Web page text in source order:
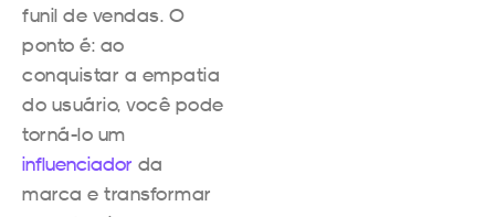
funil de vendas. O
ponto é: ao
conquistar a empatia
do usuário, você pode
torná-lo um
influenciador da
marca e transformar